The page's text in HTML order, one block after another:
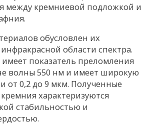
между кремниевой подложкой и
обусловлен их
области спектра.
показатель преломления
волны 550 нм и имеет широкую
от 0,2 до 9 мкм. Полученные
характеризуются
стабильностью и